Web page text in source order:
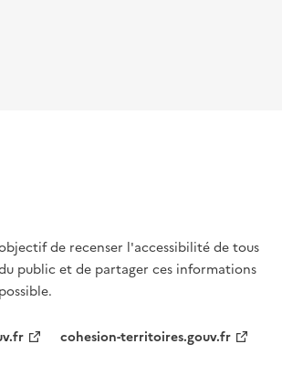
de recenser l'accessibilité de tous
public et de partager ces informations
cohesion-territoires.gouv.fr